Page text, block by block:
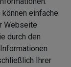
einfache
Webseite
durch den
Ihrer